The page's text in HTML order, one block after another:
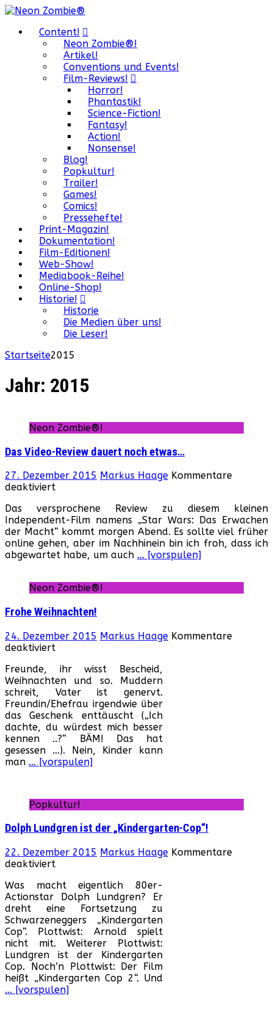
Content!
Neon Zombie®!
Artikel!
Conventions und Events!
Film-Reviews!
Horror!
Phantastik!
Science-Fiction!
Fantasy!
Action!
Nonsense!
Blog!
Popkultur!
Trailer!
Games!
Comics!
Pressehefte!
Print-Magazin!
Dokumentation!
Film-Editionen!
Web-Show!
Mediabook-Reihe!
Online-Shop!
Historie!
Historie
Die Medien über uns!
Die Leser!
Startseite2015
Jahr: 2015
Neon Zombie®!
Das Video-Review dauert noch etwas…
27. Dezember 2015 Markus Haage Kommentare
deaktiviertfür
Video-
Review
dauert
noch
etwas…
Das versprochene Review zu diesem kleinen
Independent-Film namens „Star Wars: Das Erwachen
der Macht“ kommt morgen Abend. Es sollte viel früher
online gehen, aber im Nachhinein bin ich froh, dass ich
abgewartet habe, um auch … [vorspulen]
Neon Zombie®!
Frohe Weihnachten!
24. Dezember 2015 Markus Haage Kommentare
deaktiviert
Weihnachten!
Freunde, ihr wisst Bescheid,
Weihnachten und so. Muddern
schreit, Vater ist genervt.
Freundin/Ehefrau irgendwie über
das Geschenk enttäuscht („Ich
dachte, du würdest mich besser
kennen ..?“ BÄM! Das hat
gesessen …). Nein, Kinder kann
man … [vorspulen]
Popkultur!
Dolph Lundgren ist der „Kindergarten-Cop“!
22. Dezember 2015 Markus Haage Kommentare
deaktiviertfür
Lundgren
ist
der
„Kindergarten-
Cop“!
Was macht eigentlich 80er-
Actionstar Dolph Lundgren? Er
dreht eine Fortsetzung zu
Schwarzeneggers „Kindergarten
Cop“. Plottwist: Arnold spielt
nicht mit. Weiterer Plottwist:
Lundgren ist der Kindergarten
Cop. Noch’n Plottwist: Der Film
heißt „Kindergarten Cop 2“. Und
… [vorspulen]